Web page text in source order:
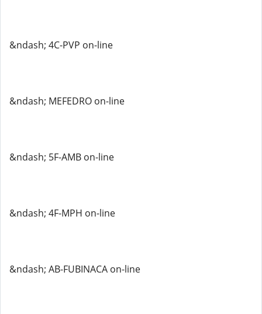
&ndash; 4C-PVP on-line
&ndash; MEFEDRO on-line
&ndash; 5F-AMB on-line
&ndash; 4F-MPH on-line
&ndash; AB-FUBINACA on-line